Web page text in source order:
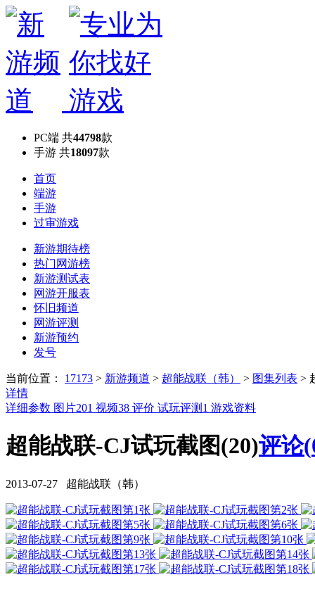
PC端 共44798款
手游 共18097款
首页
端游
手游
过审游戏
新游期待榜
热门网游榜
新游测试表
网游开服表
怀旧频道
网游评测
新游预约
发号
当前位置： 17173 > 新游频道 > 超能战联（韩） > 图集列表 >
详情
详细参数 图片201 视频38 评价 试玩评测 1 游戏资料
超能战联-CJ试玩截图(20)评论(
2013-07-27 超能战联（韩）